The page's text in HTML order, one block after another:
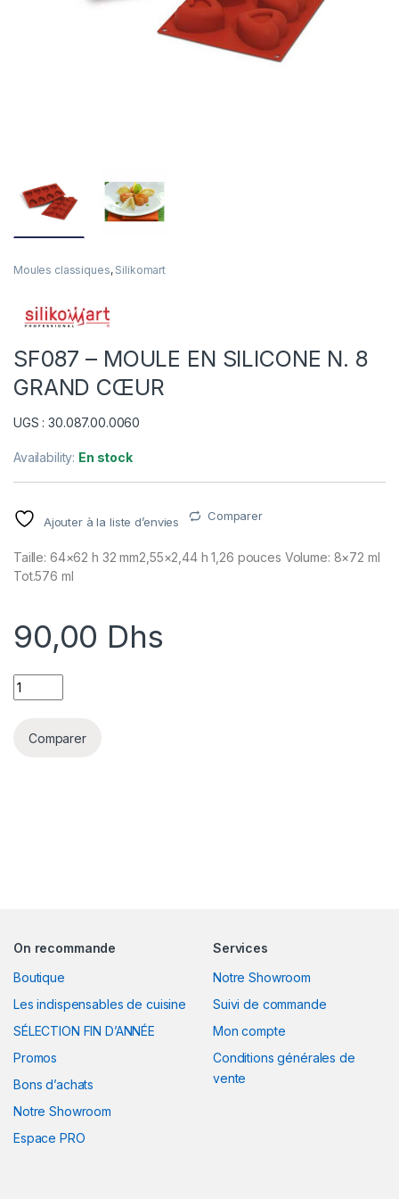
Moules classiques, Silikomart
SF087 – MOULE EN SILICONE N. 8
GRAND CŒUR
UGS : 30.087.00.0060
Availability: En stock
Ajouter à la liste d’envies Comparer
Taille: 64×62 h 32 mm2,55×2,44 h 1,26 pouces Volume: 8×72 ml
Tot.576 ml
90,00 Dhs
SF087 - MOULE EN SILICONE N. 8 GRAND CŒUR quantity
Comparer
On recommande
Boutique
Les indispensables de cuisine
SÉLECTION FIN D’ANNÉE
Promos
Bons d’achats
Notre Showroom
Espace PRO
Services
Notre Showroom
Suivi de commande
Mon compte
Conditions générales de
vente